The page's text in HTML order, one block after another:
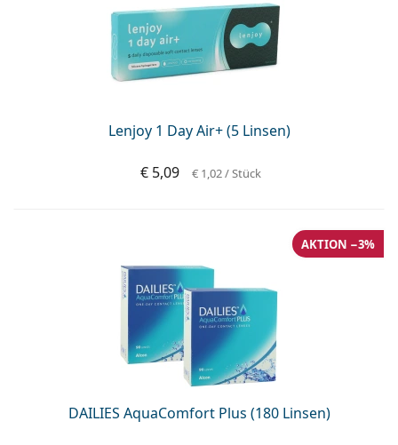
Lenjoy 1 Day Air+ (5 Linsen)
€ 5,09 € 1,02/ Stück
DAILIES AquaComfort Plus (180 Linsen)
AKTION −3%